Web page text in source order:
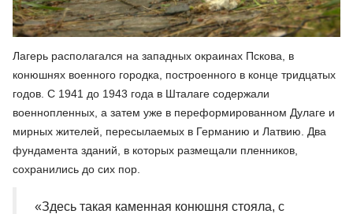
Лагерь располагался на западных окраинах Пскова, в
конюшнях военного городка, построенного в конце тридцатых
годов. С 1941 до 1943 года в Шталаге содержали
военнопленных, а затем уже в переформированном Дулаге и
мирных жителей, пересылаемых в Германию и Латвию. Два
фундамента зданий, в которых размещали пленников,
сохранились до сих пор.
«Здесь такая каменная конюшня стояла, с